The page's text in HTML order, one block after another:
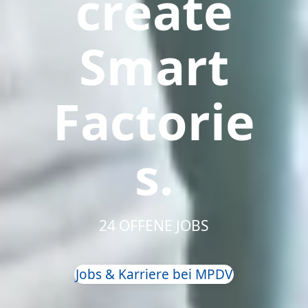
Smart
Factorie
s.
24 OFFENE JOBS
Jobs & Karriere bei MPDV